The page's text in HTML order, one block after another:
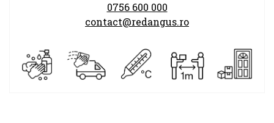
0756 600 000
contact@redangus.ro